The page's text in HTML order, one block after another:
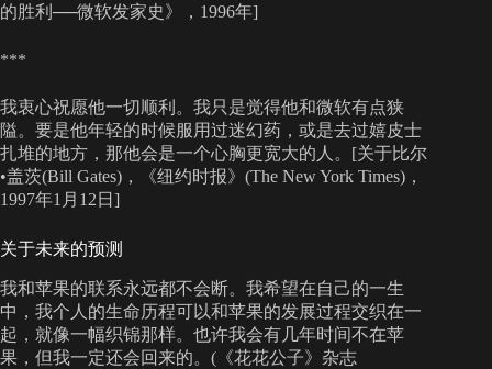
的胜利──微软发家史》，1996年]
***
我衷心祝愿他一切顺利。我只是觉得他和微软有点狭
隘。要是他年轻的时候服用过迷幻药，或是去过嬉皮士
扎堆的地方，那他会是一个心胸更宽大的人。[关于比尔
•盖茨(Bill Gates)，《纽约时报》(The New York Times)，
1997年1月12日]
关于未来的预测
我和苹果的联系永远都不会断。我希望在自己的一生
中，我个人的生命历程可以和苹果的发展过程交织在一
起，就像一幅织锦那样。也许我会有几年时间不在苹
果，但我一定还会回来的。(《花花公子》杂志